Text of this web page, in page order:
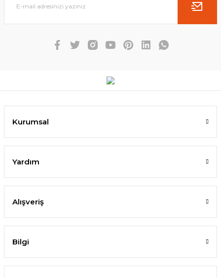
Kurumsal
Yardım
Alışveriş
Bilgi